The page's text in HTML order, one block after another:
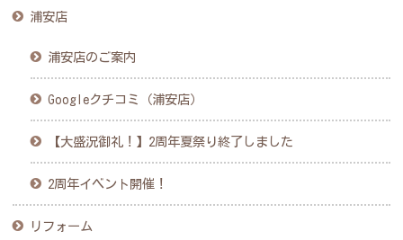
浦安店
浦安店のご案内
Googleクチコミ（浦安店）
【大盛況御礼！】2周年夏祭り終了しました
2周年イベント開催！
リフォーム